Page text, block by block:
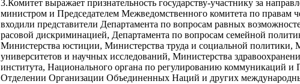
3.Комитет выражает признательность государству-участнику за
министром и Председателем Межведомственного комитета по правам
входили представители Департамента по вопросам равных
расовой дискриминацией, Департамента по вопросам семейной
Министерства юстиции, Министерства труда и социальной политики,
университетов и научных исследований, Министерства
института, Национального органа по регулированию коммуникаций и
Отделении Организации Объединенных Наций и других